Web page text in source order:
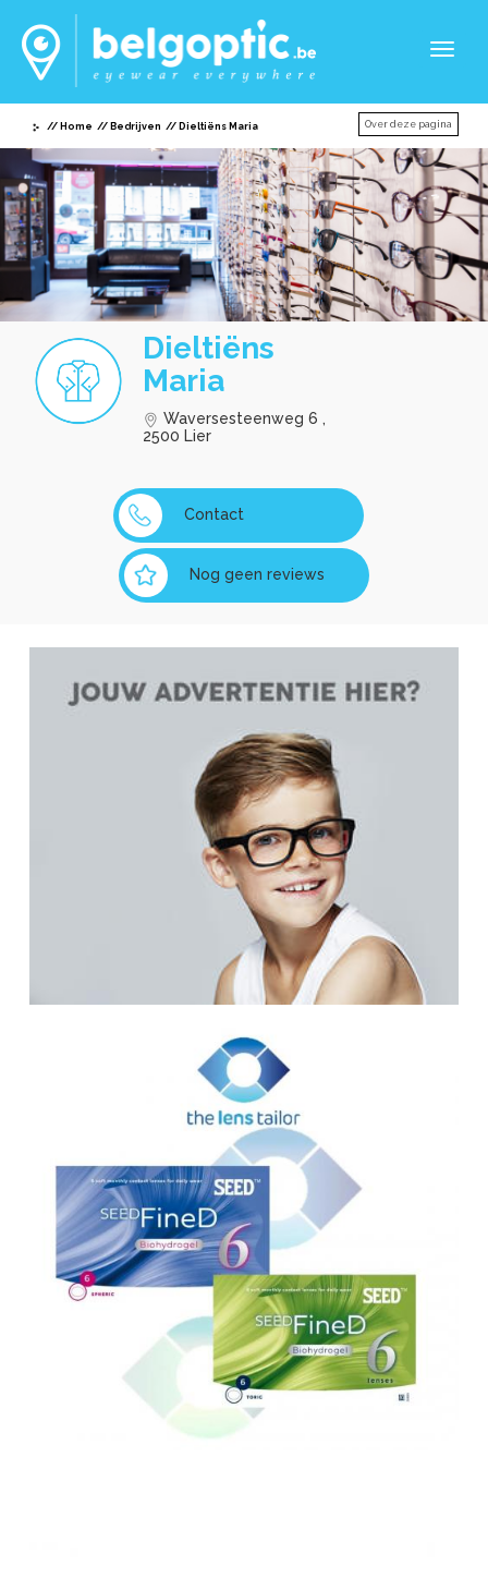
Home Bedrijven Dieltiëns Maria Over deze pagina
Dieltiëns
Maria
Waversesteenweg 6 ,
2500 Lier
Contact
Nog geen reviews